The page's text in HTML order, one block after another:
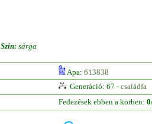
Szín: sárga
Apa: 613838
Generáció: 67 - családfa
Fedezések ebben a körben: